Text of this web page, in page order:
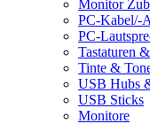
Monitor
PC-Kabel/-
PC-
Tastaturen
Tinte &
USB Hubs
USB Sticks
Monitore